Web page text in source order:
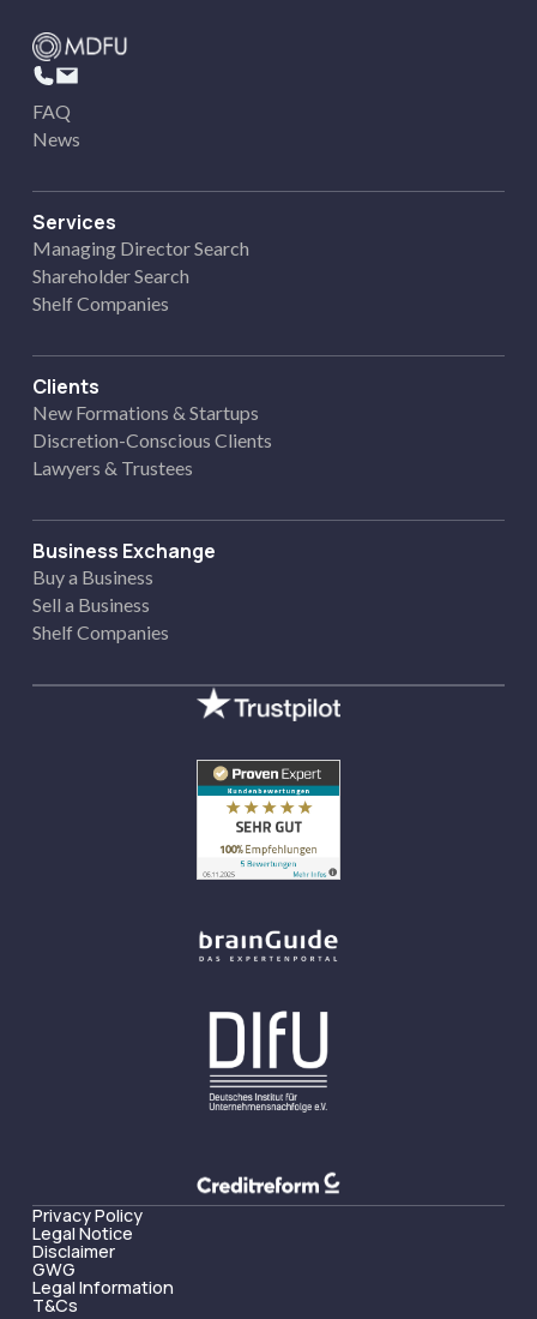
FAQ
News
Services
Managing Director Search
Shareholder Search
Shelf Companies
Clients
New Formations & Startups
Discretion-Conscious Clients
Lawyers & Trustees
Business Exchange
Buy a Business
Sell a Business
Shelf Companies
Privacy Policy
Legal Notice
Disclaimer
GWG
Legal Information
T&Cs